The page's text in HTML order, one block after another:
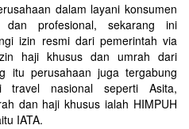
dalam layani konsumen
profesional, sekarang ini
izin resmi dari pemerintah via
haji khusus dan umrah dari
itu perusahaan juga tergabung
travel nasional seperti Asita,
dan haji khusus ialah HIMPUH
IATA.